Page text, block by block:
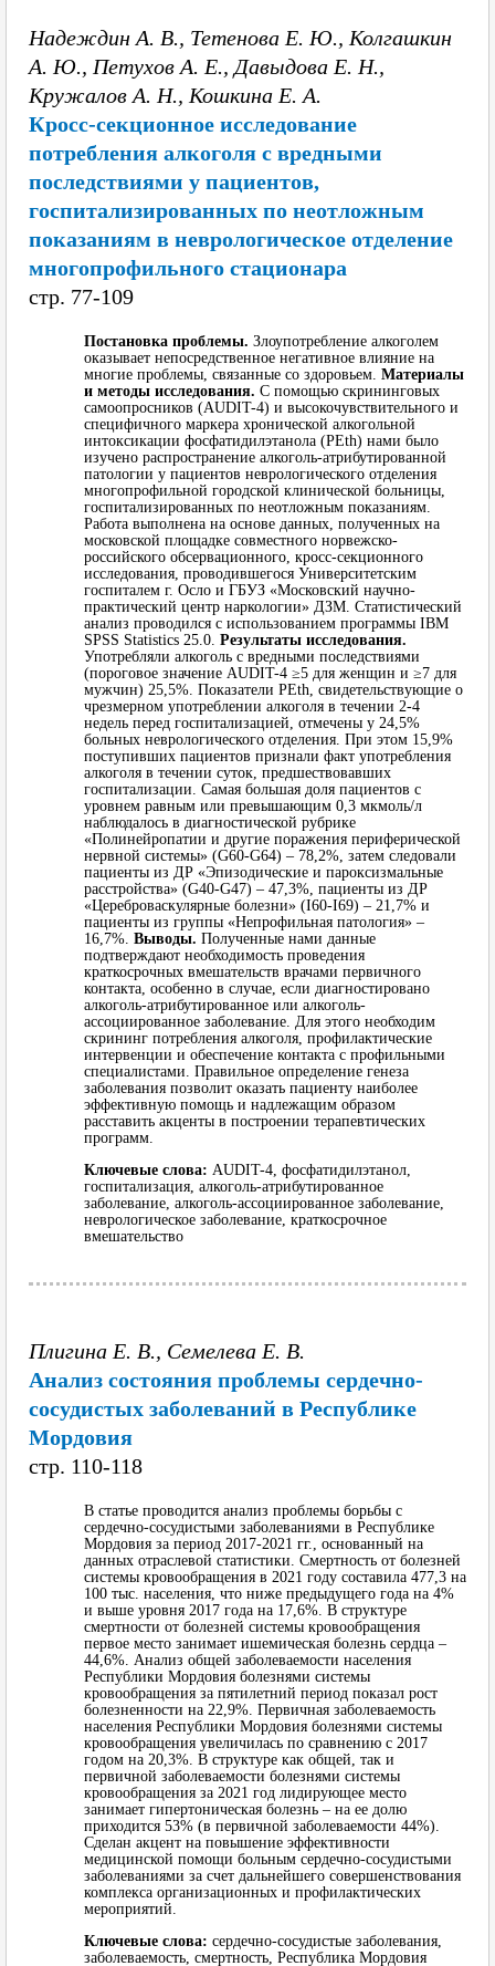
Надеждин А. В., Тетенова Е. Ю., Колгашкин
А. Ю., Петухов А. Е., Давыдова Е. Н.,
Кружалов А. Н., Кошкина Е. А.
Кросс-секционное исследование
потребления алкоголя с вредными
последствиями у пациентов,
госпитализированных по неотложным
показаниям в неврологическое отделение
многопрофильного стационара
cтр. 77-109
Постановка проблемы. Злоупотребление алкоголем
оказывает непосредственное негативное влияние на
многие проблемы, связанные со здоровьем. Материалы
и методы исследования. С помощью скрининговых
самоопросников (AUDIT-4) и высокочувствительного и
специфичного маркера хронической алкогольной
интоксикации фосфатидилэтанола (PEth) нами было
изучено распространение алкоголь-атрибутированной
патологии у пациентов неврологического отделения
многопрофильной городской клинической больницы,
госпитализированных по неотложным показаниям.
Работа выполнена на основе данных, полученных на
московской площадке совместного норвежско-
российского обсервационного, кросс-секционного
исследования, проводившегося Университетским
госпиталем г. Осло и ГБУЗ «Московский научно-
практический центр наркологии» ДЗМ. Статистический
анализ проводился с использованием программы IBM
SPSS Statistics 25.0. Результаты исследования.
Употребляли алкоголь с вредными последствиями
(пороговое значение AUDIT-4 ≥5 для женщин и ≥7 для
мужчин) 25,5%. Показатели PEth, свидетельствующие о
чрезмерном употреблении алкоголя в течении 2-4
недель перед госпитализацией, отмечены у 24,5%
больных неврологического отделения. При этом 15,9%
поступивших пациентов признали факт употребления
алкоголя в течении суток, предшествовавших
госпитализации. Самая большая доля пациентов с
уровнем равным или превышающим 0,3 мкмоль/л
наблюдалось в диагностической рубрике
«Полинейропатии и другие поражения периферической
нервной системы» (G60-G64) – 78,2%, затем следовали
пациенты из ДР «Эпизодические и пароксизмальные
расстройства» (G40-G47) – 47,3%, пациенты из ДР
«Цереброваскулярные болезни» (I60-I69) – 21,7% и
пациенты из группы «Непрофильная патология» –
16,7%. Выводы. Полученные нами данные
подтверждают необходимость проведения
краткосрочных вмешательств врачами первичного
контакта, особенно в случае, если диагностировано
алкоголь-атрибутированное или алкоголь-
ассоциированное заболевание. Для этого необходим
скрининг потребления алкоголя, профилактические
интервенции и обеспечение контакта с профильными
специалистами. Правильное определение генеза
заболевания позволит оказать пациенту наиболее
эффективную помощь и надлежащим образом
расставить акценты в построении терапевтических
программ.
Ключевые слова: AUDIT-4, фосфатидилэтанол,
госпитализация, алкоголь-атрибутированное
заболевание, алкоголь-ассоциированное заболевание,
неврологическое заболевание, краткосрочное
вмешательство
Плигина Е. В., Семелева Е. В.
Анализ состояния проблемы сердечно-
сосудистых заболеваний в Республике
Мордовия
cтр. 110-118
В статье проводится анализ проблемы борьбы с
сердечно-сосудистыми заболеваниями в Республике
Мордовия за период 2017-2021 гг., основанный на
данных отраслевой статистики. Смертность от болезней
системы кровообращения в 2021 году составила 477,3 на
100 тыс. населения, что ниже предыдущего года на 4%
и выше уровня 2017 года на 17,6%. В структуре
смертности от болезней системы кровообращения
первое место занимает ишемическая болезнь сердца –
44,6%. Анализ общей заболеваемости населения
Республики Мордовия болезнями системы
кровообращения за пятилетний период показал рост
болезненности на 22,9%. Первичная заболеваемость
населения Республики Мордовия болезнями системы
кровообращения увеличилась по сравнению с 2017
годом на 20,3%. В структуре как общей, так и
первичной заболеваемости болезнями системы
кровообращения за 2021 год лидирующее место
занимает гипертоническая болезнь – на ее долю
приходится 53% (в первичной заболеваемости 44%).
Сделан акцент на повышение эффективности
медицинской помощи больным сердечно-сосудистыми
заболеваниями за счет дальнейшего совершенствования
комплекса организационных и профилактических
мероприятий.
Ключевые слова: сердечно-сосудистые заболевания,
заболеваемость, смертность, Республика Мордовия